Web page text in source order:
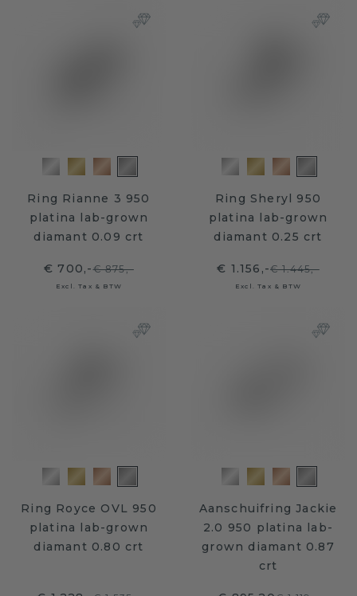
Ring Rianne 3 950
platina lab-grown
diamant 0.09 crt
€ 700,-€ 875,-
Excl. Tax & BTW
Ring Sheryl 950
platina lab-grown
diamant 0.25 crt
€ 1.156,-€ 1.445,-
Excl. Tax & BTW
Ring Royce OVL 950
platina lab-grown
diamant 0.80 crt
Aanschuifring Jackie
2.0 950 platina lab-
grown diamant 0.87
crt